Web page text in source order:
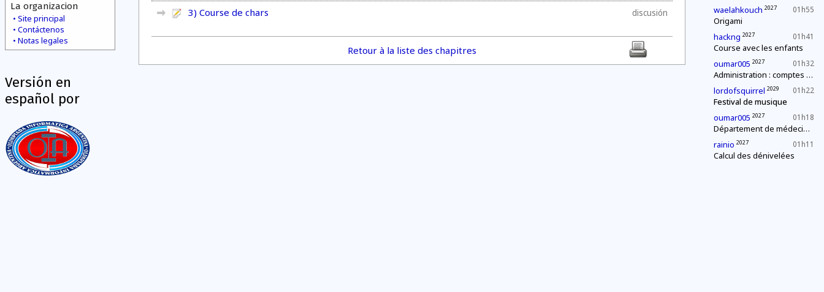
La organizacion
Site principal
Contáctenos
Notas legales
Versión en
español por
01h55
waelahkouch 2027
Origami
01h41
hackng 2027
Course avec les enfants
01h32
oumar005 2027
Administration : comptes annuels
01h22
lordofsquirrel 2029
Festival de musique
01h18
oumar005 2027
Département de médecine : contrôle d'une épidémie
01h11
rainio 2027
Calcul des dénivelées
3) Course de chars discusión
Retour à la liste des chapitres